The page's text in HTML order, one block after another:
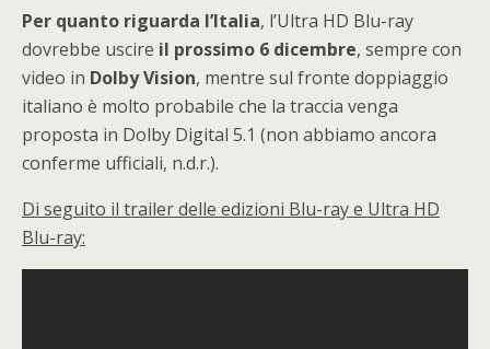
Per quanto riguarda l’Italia, l’Ultra HD Blu-ray
dovrebbe uscire il prossimo 6 dicembre, sempre con
video in Dolby Vision, mentre sul fronte doppiaggio
italiano è molto probabile che la traccia venga
proposta in Dolby Digital 5.1 (non abbiamo ancora
conferme ufficiali, n.d.r.).
Di seguito il trailer delle edizioni Blu-ray e Ultra HD
Blu-ray: